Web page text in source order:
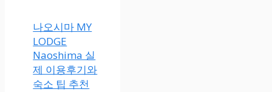
나오시마 MY
LODGE
Naoshima 실
제 이용후기와
숙소 팁 추천